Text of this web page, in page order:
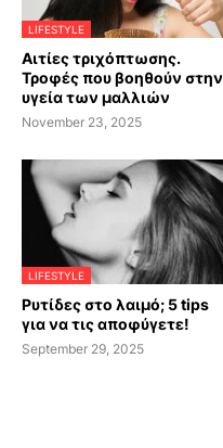
LIFESTYLE
Αιτίες τριχόπτωσης.
Τροφές που βοηθούν στην
υγεία των μαλλιών
November 23, 2025
LIFESTYLE
Ρυτίδες στο λαιμό; 5 tips
για να τις αποφύγετε!
September 29, 2025